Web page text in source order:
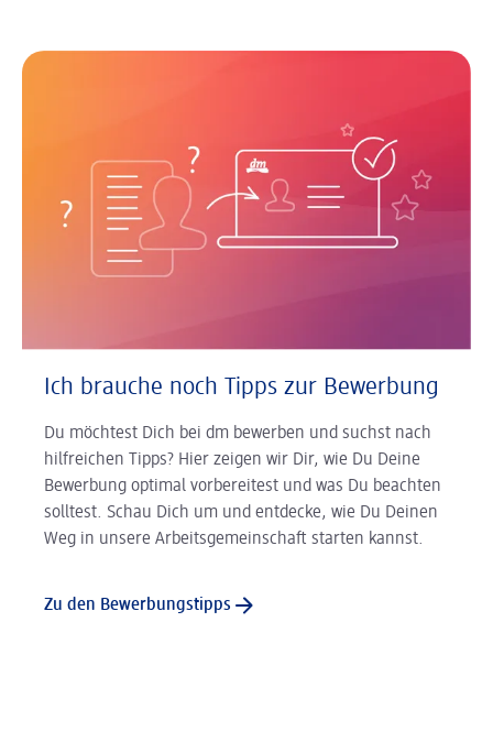
Ich brauche noch Tipps zur Bewerbung
Du möchtest Dich bei dm bewerben und suchst nach
hilfreichen Tipps? Hier zeigen wir Dir, wie Du Deine
Bewerbung optimal vorbereitest und was Du beachten
solltest. Schau Dich um und entdecke, wie Du Deinen
Weg in unsere Arbeitsgemeinschaft starten kannst.
Zu den Bewerbungstipps